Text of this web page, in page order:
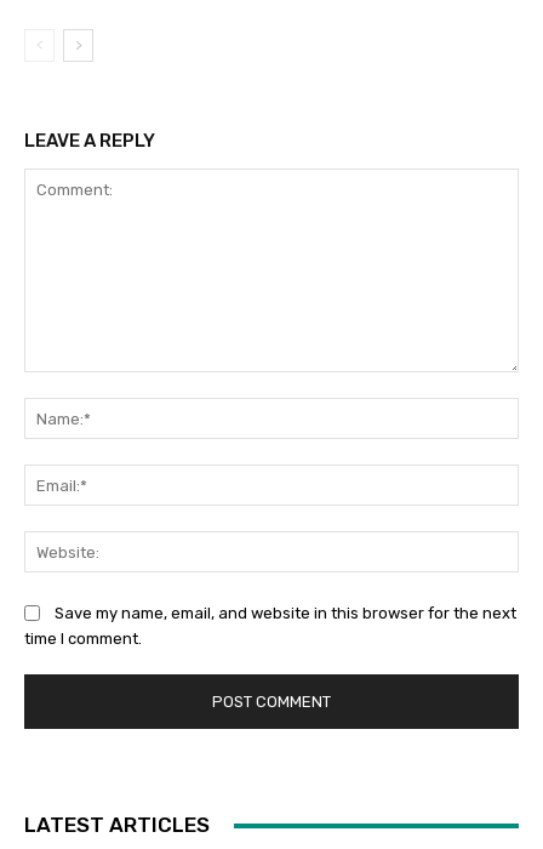
LEAVE A REPLY
Save my name, email, and website in this browser for the next
time I comment.
LATEST ARTICLES